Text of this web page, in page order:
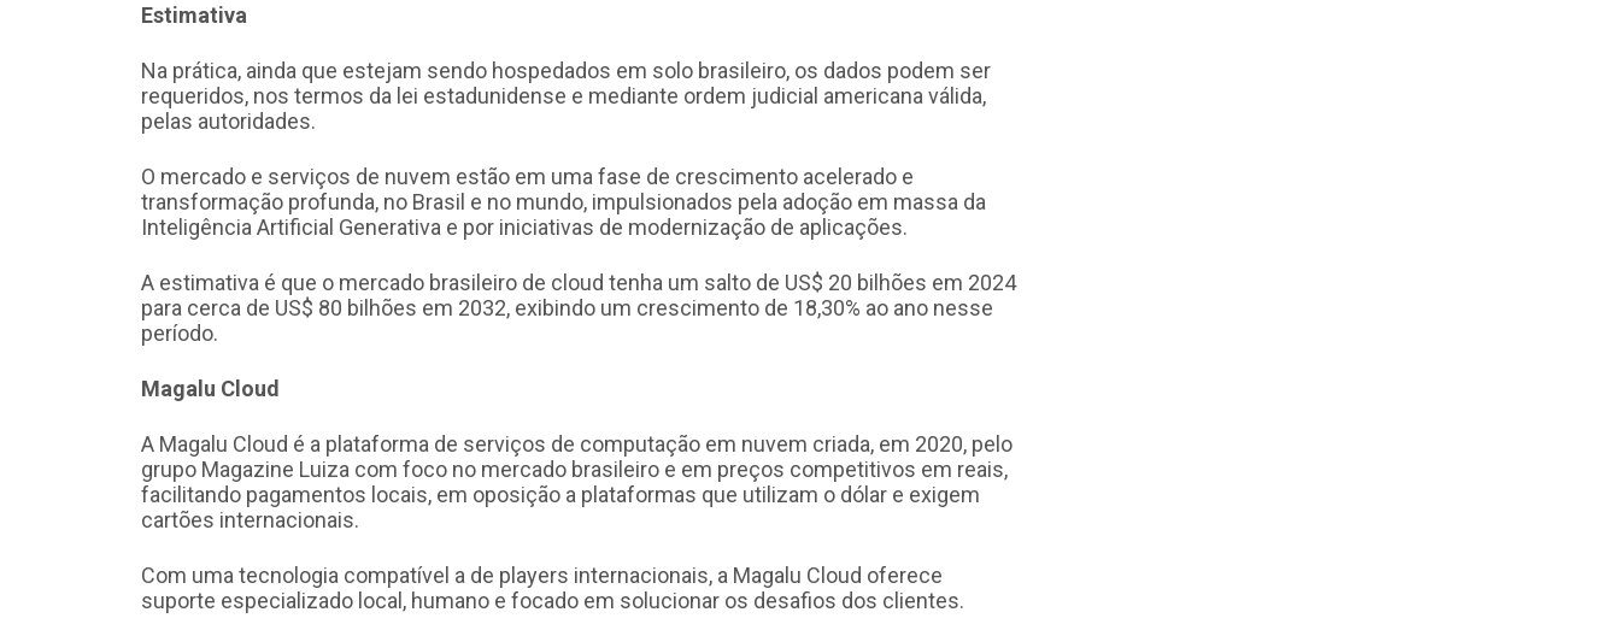
Estimativa
Na prática, ainda que estejam sendo hospedados em solo brasileiro, os dados podem ser
requeridos, nos termos da lei estadunidense e mediante ordem judicial americana válida,
pelas autoridades.
O mercado e serviços de nuvem estão em uma fase de crescimento acelerado e
transformação profunda, no Brasil e no mundo, impulsionados pela adoção em massa da
Inteligência Artificial Generativa e por iniciativas de modernização de aplicações.
A estimativa é que o mercado brasileiro de cloud tenha um salto de US$ 20 bilhões em 2024
para cerca de US$ 80 bilhões em 2032, exibindo um crescimento de 18,30% ao ano nesse
período.
Magalu Cloud
A Magalu Cloud é a plataforma de serviços de computação em nuvem criada, em 2020, pelo
grupo Magazine Luiza com foco no mercado brasileiro e em preços competitivos em reais,
facilitando pagamentos locais, em oposição a plataformas que utilizam o dólar e exigem
cartões internacionais.
Com uma tecnologia compatível a de players internacionais, a Magalu Cloud oferece
suporte especializado local, humano e focado em solucionar os desafios dos clientes.